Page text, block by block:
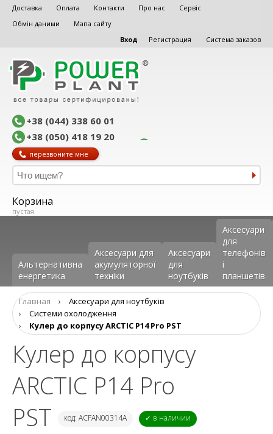
Доставка Оплата Контакти Про нас
Сервіс
Обмін даними
Мапа сайту
Вход
Регистрация Система заказов
+38 (044) 338 60 01
+38 (050) 418 19 20
перезвоните мне
Корзина
пустая
Альтернативна
енергетика
Аксесуари для
акумуляторної
техніки
Аксесуари
для
ноутбуків
Аксеcуари
для
телефонів
і
планшетів
Главная ›
Аксесуари для ноутбуків
›
Системи охолодження
›
Кулер до корпусу ARCTIC P14 Pro PST
Кулер до корпусу
ARCTIC P14 Pro
PST
код: ACFAN00314A ✓ в наличии